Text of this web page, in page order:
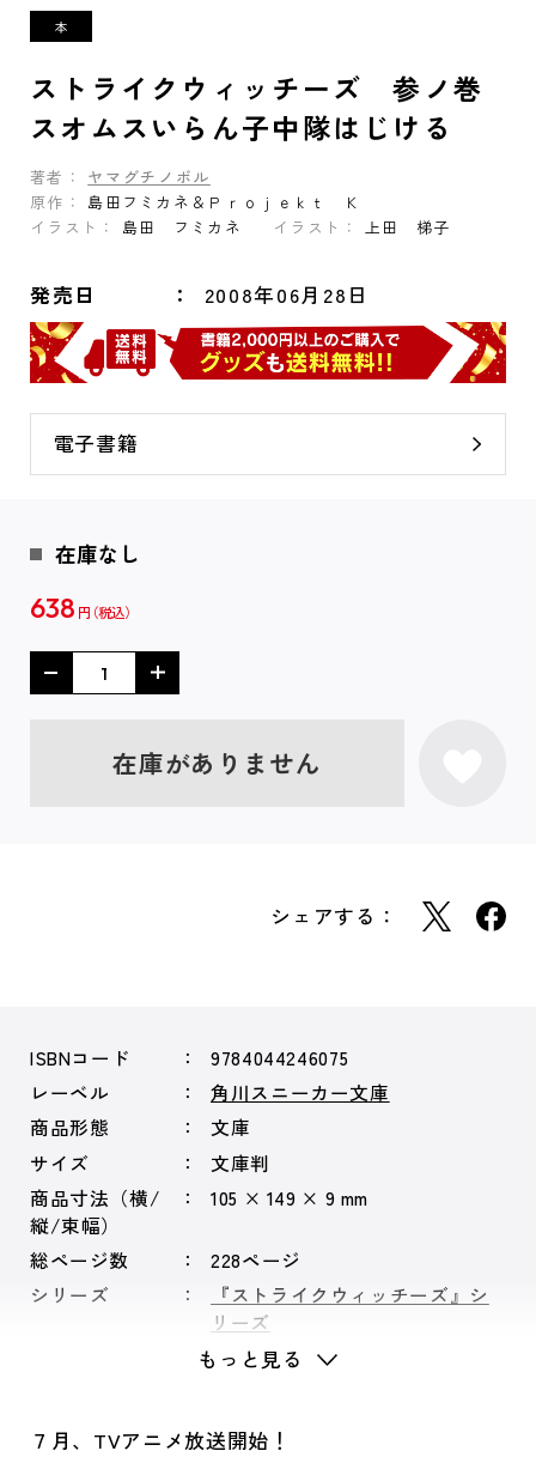
ストライクウィッチーズ 参ノ巻
スオムスいらん子中隊はじける
著者：
ヤマグチノボル
原作：
島田フミカネ＆Ｐｒｏｊｅｋｔ Ｋ
イラスト：
島田 フミカネ イラスト： 上田 梯子
発売日 2008年06月28日
電子書籍
在庫なし
638 円
在庫がありません
シェアする：
ISBNコード
9784044246075
レーベル
角川スニーカー文庫
商品形態
文庫
サイズ
文庫判
商品寸法（横/
縦/束幅）
105 × 149 × 9 mm
総ページ数
228ページ
シリーズ
『ストライクウィッチーズ』シ
リーズ
もっと見る
７月、TVアニメ放送開始！